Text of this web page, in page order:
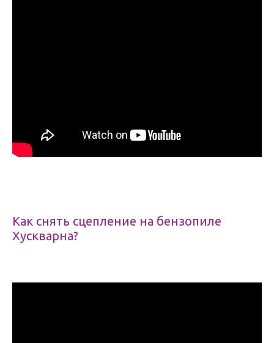
Как снять сцепление на бензопиле
Хускварна?